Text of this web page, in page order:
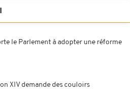
le Parlement à adopter une réforme
XIV demande des couloirs